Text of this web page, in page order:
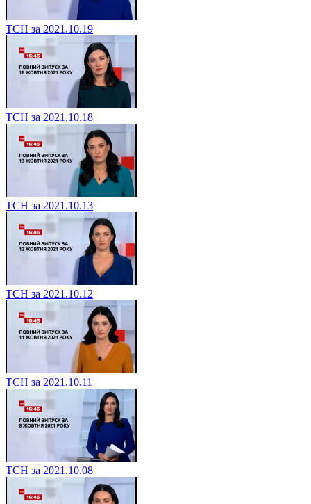
ТСН за 2021.10.19
ТСН за 2021.10.18
ТСН за 2021.10.13
ТСН за 2021.10.12
ТСН за 2021.10.11
ТСН за 2021.10.08